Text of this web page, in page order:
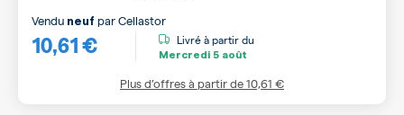
10,61 €
Vendu neuf parCellastor
Livré à partir du
Mercredi 5 août
Plus d’offres à partir de10,61 €